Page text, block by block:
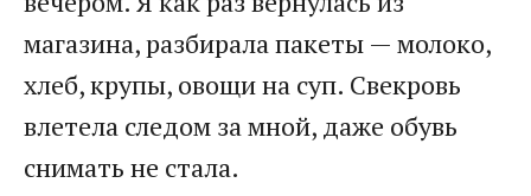
магазина, разбирала пакеты — молоко,
хлеб, крупы, овощи на суп. Свекровь
влетела следом за мной, даже обувь
снимать не стала.